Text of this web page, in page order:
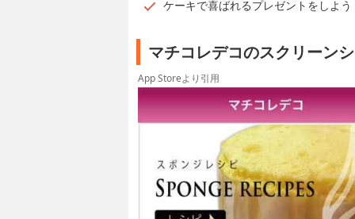
ケーキで喜ばれるプレゼントをしよう
マチコレデコのスクリーン
App Storeより引用